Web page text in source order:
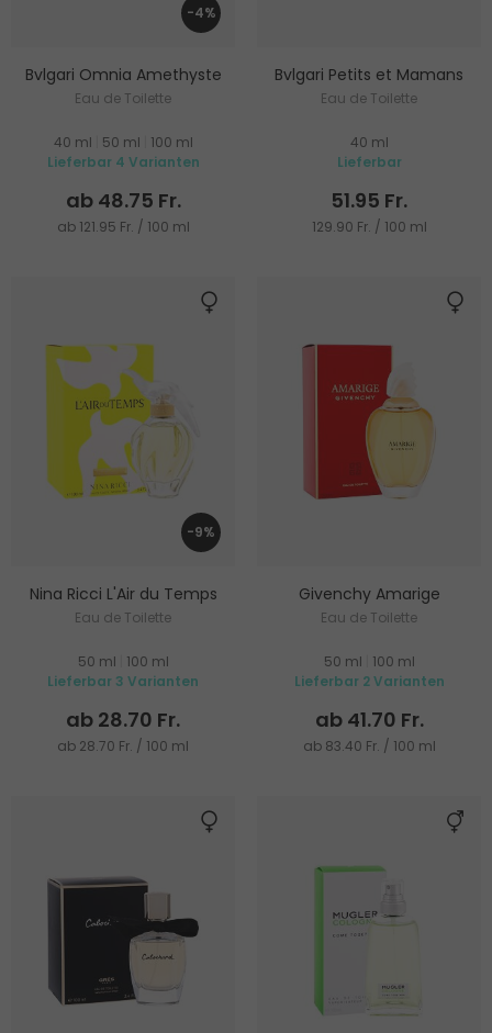
-4%
Bvlgari Omnia Amethyste
Eau de Toilette
40 ml 50 ml
100 ml
Lieferbar 4 Varianten
ab 48.75 Fr.
ab 121.95 Fr. / 100 ml
Bvlgari Petits et Mamans
Eau de Toilette
40 ml
Lieferbar
51.95 Fr.
129.90 Fr. / 100 ml
-9%
Nina Ricci L'Air du Temps
Eau de Toilette
50 ml
100 ml
Lieferbar 3 Varianten
ab 28.70 Fr.
ab 28.70 Fr. / 100 ml
Givenchy Amarige
Eau de Toilette
50 ml
100 ml
Lieferbar 2 Varianten
ab 41.70 Fr.
ab 83.40 Fr. / 100 ml